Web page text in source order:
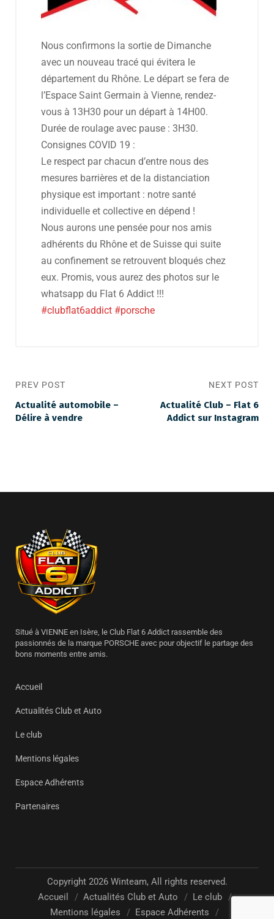
Nous confirmons la sortie de Dimanche
avec un nouveau tracé qui évitera le
département du Rhône. Le départ se fera de
l’Espace Saint Germain à Vienne, rendez-
vous à 13H30 pour un départ à 14H00.
Durée de roulage avec pause : 3H30.
Consignes COVID 19 :
Le respect par chacun d’entre nous des
mesures barrières et de la distanciation
physique est important : notre santé
individuelle et collective en dépend !
Nous aurons une pensée pour nos amis
adhérents du Rhône et de Suisse qui suite
au confinement se retrouvent bloqués chez
eux. Promis, vous aurez des photos sur le
whatsapp du Flat 6 Addict !!!
#clubflat6addict #porsche
PREV POST
Actualité automobile –
Délire à vendre
NEXT POST
Actualité Club – Flat 6
Addict sur Instagram
Situé à VIENNE en Isère, le Club Flat 6 Addict rassemble des
passionnés de la marque PORSCHE avec pour objectif le partage des
bons moments entre amis.
Accueil
Actualités Club et Auto
Le club
Mentions légales
Espace Adhérents
Partenaires
Copyright 2026 Winteam, All rights reserved.
Accueil
Actualités Club et Auto
Le club
Mentions légales
Espace Adhérents